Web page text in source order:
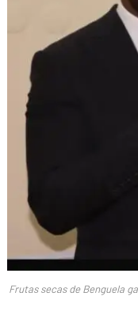
Frutas secas de Benguela